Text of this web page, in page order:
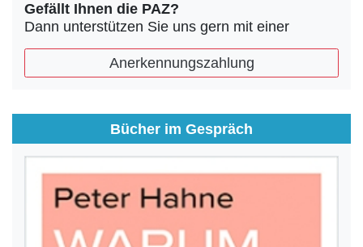
Gefällt Ihnen die PAZ?
Dann unterstützen Sie uns gern mit einer
Anerkennungszahlung
Bücher im Gespräch